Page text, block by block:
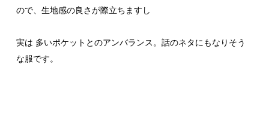
ので、生地感の良さが際立ちますし
実は 多いポケットとのアンバランス。話のネタにもなりそう
な服です。